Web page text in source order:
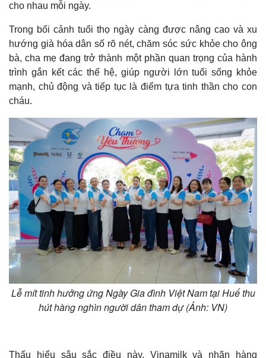
cho nhau mỗi ngày.
Trong bối cảnh tuổi thọ ngày càng được nâng cao và xu
hướng già hóa dân số rõ nét, chăm sóc sức khỏe cho ông
bà, cha mẹ đang trở thành một phần quan trọng của hành
trình gắn kết các thế hệ, giúp người lớn tuổi sống khỏe
mạnh, chủ động và tiếp tục là điểm tựa tinh thần cho con
cháu.
Lễ mít tinh hưởng ứng Ngày Gia đình Việt Nam tại Huế thu
hút hàng nghìn người dân tham dự (Ảnh: VN)
Thấu hiểu sâu sắc điều này, Vinamilk và nhãn hàng